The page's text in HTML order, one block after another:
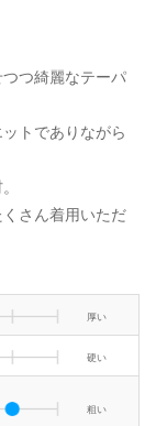
つ綺麗なテーパ
トでありながら
さん着用いただ
厚い
硬い
粗い